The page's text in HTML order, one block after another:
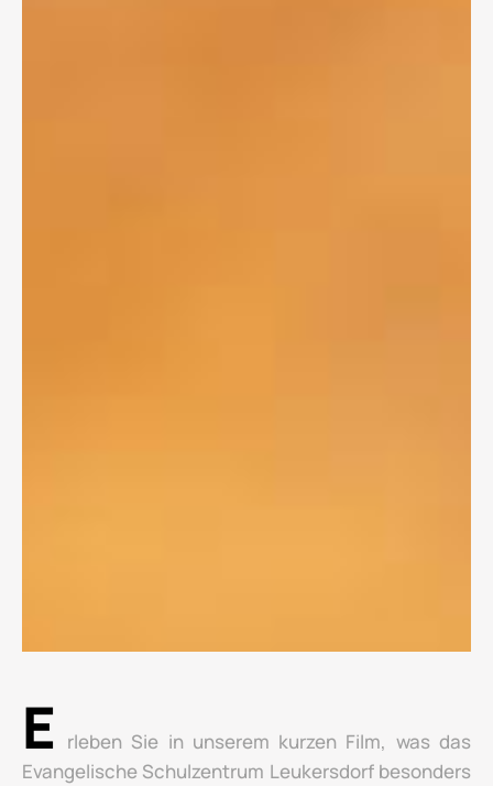
E
rleben Sie in unserem kurzen Film, was das
Evangelische Schulzentrum Leukersdorf besonders